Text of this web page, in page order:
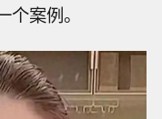
案例。